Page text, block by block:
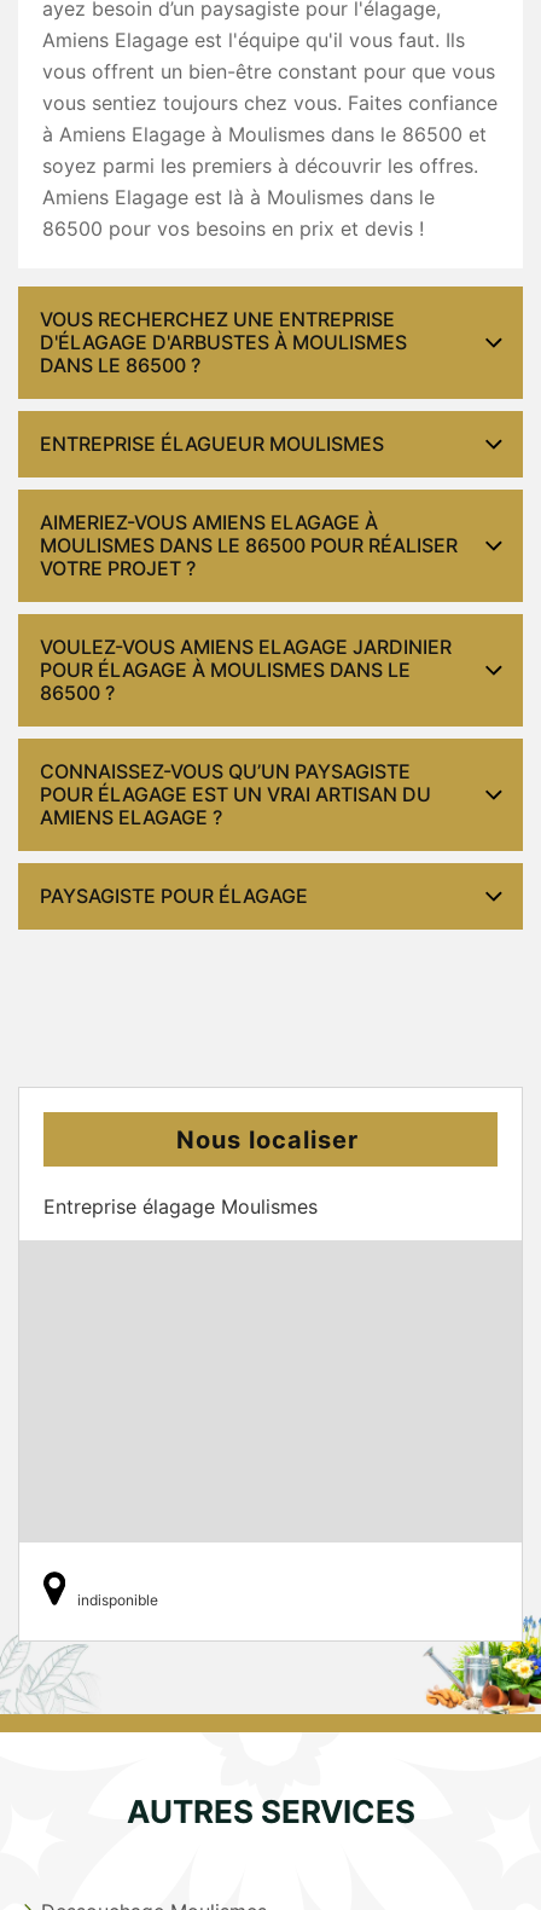
ayez besoin d’un paysagiste pour l'élagage,
Amiens Elagage est l'équipe qu'il vous faut. Ils
vous offrent un bien-être constant pour que vous
vous sentiez toujours chez vous. Faites confiance
à Amiens Elagage à Moulismes dans le 86500 et
soyez parmi les premiers à découvrir les offres.
Amiens Elagage est là à Moulismes dans le
86500 pour vos besoins en prix et devis !
VOUS RECHERCHEZ UNE ENTREPRISE
D'ÉLAGAGE D'ARBUSTES À MOULISMES
DANS LE 86500 ?
ENTREPRISE ÉLAGUEUR MOULISMES
AIMERIEZ-VOUS AMIENS ELAGAGE À
MOULISMES DANS LE 86500 POUR RÉALISER
VOTRE PROJET ?
VOULEZ-VOUS AMIENS ELAGAGE JARDINIER
POUR ÉLAGAGE À MOULISMES DANS LE
86500 ?
CONNAISSEZ-VOUS QU’UN PAYSAGISTE
POUR ÉLAGAGE EST UN VRAI ARTISAN DU
AMIENS ELAGAGE ?
PAYSAGISTE POUR ÉLAGAGE
Nous localiser
Entreprise élagage Moulismes
indisponible
AUTRES SERVICES